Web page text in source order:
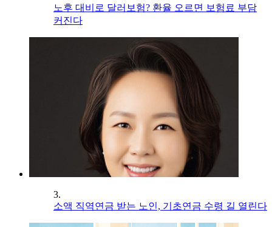
노후 대비로 달러보험? 환율 오르면 보험료 부담
커진다
3.
소액 직역연금 받는 노인, 기초연금 수령 길 열린다